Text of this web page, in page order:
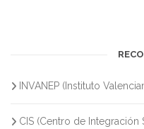
INVANEP (Instituto
CIS (Centro de Integración